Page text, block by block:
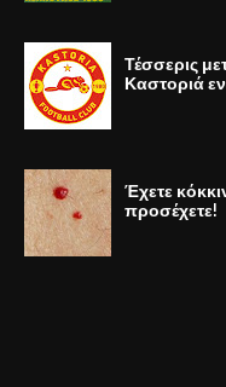
Τέσσερις
Καστοριά
Έχετε
προσέχετε!